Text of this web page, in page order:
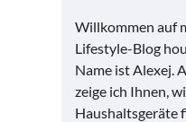
Willkommen auf
Lifestyle-Blog
Name ist Alexej.
zeige ich Ihnen,
Haushaltsgeräte